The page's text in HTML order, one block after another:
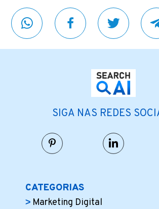
SIGA NAS REDES
CATEGORIAS
Marketing Digital